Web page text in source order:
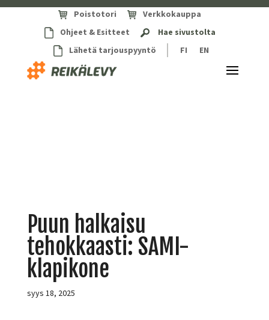
Poistotori
Verkkokauppa
Ohjeet & Esitteet
Hae sivustolta
Lähetä tarjouspyyntö
FI EN
Puun halkaisu
tehokkaasti: SAMI-
klapikone
syys 18, 2025